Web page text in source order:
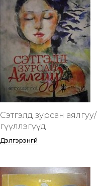
Сэтгэлд зурсан аялгуу/
өгүүллэгүүд
Дэлгэрэнгүй